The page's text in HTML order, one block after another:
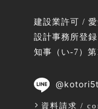
建設業許可 /
設計事務所登
知事（い-7）第
資料請求 /